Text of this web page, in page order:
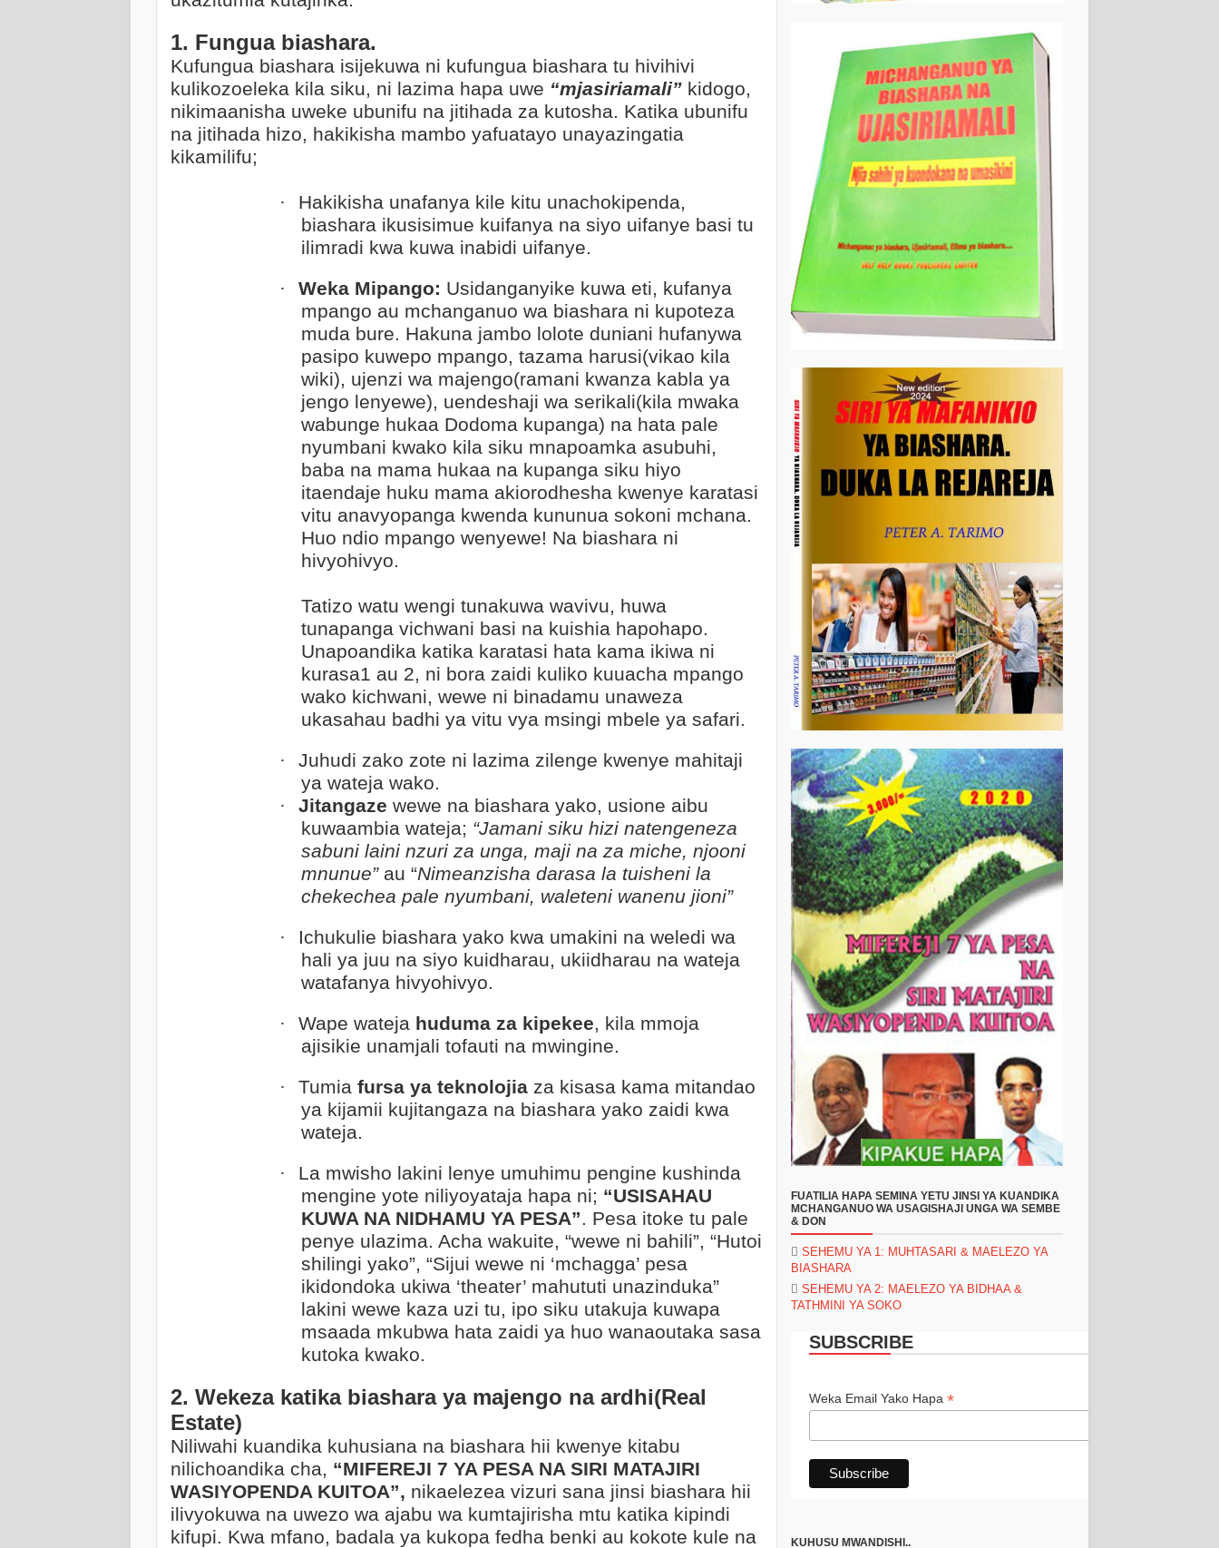
1. Fungua biashara.
Kufungua biashara isijekuwa ni kufungua biashara tu hivihivi
kulikozoeleka kila siku, ni lazima hapa uwe “mjasiriamali” kidogo,
nikimaanisha uweke ubunifu na jitihada za kutosha. Katika ubunifu
na jitihada hizo, hakikisha mambo yafuatayo unayazingatia
kikamilifu;
·
Hakikisha unafanya kile kitu unachokipenda,
biashara ikusisimue kuifanya na siyo uifanye basi tu
ilimradi kwa kuwa inabidi uifanye.
·
Weka Mipango: Usidanganyike kuwa eti, kufanya
mpango au mchanganuo wa biashara ni kupoteza
muda bure. Hakuna jambo lolote duniani hufanywa
pasipo kuwepo mpango, tazama harusi(vikao kila
wiki), ujenzi wa majengo(ramani kwanza kabla ya
jengo lenyewe), uendeshaji wa serikali(kila mwaka
wabunge hukaa Dodoma kupanga) na hata pale
nyumbani kwako kila siku mnapoamka asubuhi,
baba na mama hukaa na kupanga siku hiyo
itaendaje huku mama akiorodhesha kwenye karatasi
vitu anavyopanga kwenda kununua sokoni mchana.
Huo ndio mpango wenyewe! Na biashara ni
hivyohivyo.
Tatizo watu wengi tunakuwa wavivu, huwa
tunapanga vichwani basi na kuishia hapohapo.
Unapoandika katika karatasi hata kama ikiwa ni
kurasa1 au 2, ni bora zaidi kuliko kuuacha mpango
wako kichwani, wewe ni binadamu unaweza
ukasahau badhi ya vitu vya msingi mbele ya safari.
·
Juhudi zako zote ni lazima zilenge kwenye mahitaji
ya wateja wako.
·
Jitangaze wewe na biashara yako, usione aibu
kuwaambia wateja; “Jamani siku hizi natengeneza
sabuni laini nzuri za unga, maji na za miche, njooni
mnunue”au “Nimeanzisha darasa la tuisheni la
chekechea pale nyumbani, waleteni wanenu jioni”
·
Ichukulie biashara yako kwa umakini na weledi wa
hali ya juu na siyo kuidharau, ukiidharau na wateja
watafanya hivyohivyo.
·
Wape wateja huduma za kipekee, kila mmoja
ajisikie unamjali tofauti na mwingine.
·
Tumia fursa ya teknolojia za kisasa kama mitandao
ya kijamii kujitangaza na biashara yako zaidi kwa
wateja.
·
La mwisho lakini lenye umuhimu pengine kushinda
mengine yote niliyoyataja hapa ni; “USISAHAU
KUWA NA NIDHAMU YA PESA”. Pesa itoke tu pale
penye ulazima. Acha wakuite, “wewe ni bahili”, “Hutoi
shilingi yako”, “Sijui wewe ni ‘mchagga’ pesa
ikidondoka ukiwa ‘theater’ mahututi unazinduka”
lakini wewe kaza uzi tu, ipo siku utakuja kuwapa
msaada mkubwa hata zaidi ya huo wanaoutaka sasa
kutoka kwako.
2. Wekeza katika biashara ya majengo na ardhi(Real
Estate)
Niliwahi kuandika kuhusiana na biashara hii kwenye kitabu
nilichoandika cha, “MIFEREJI 7 YA PESA NA SIRI MATAJIRI
WASIYOPENDA KUITOA”, nikaelezea vizuri sana jinsi biashara hii
ilivyokuwa na uwezo wa ajabu wa kumtajirisha mtu katika kipindi
kifupi. Kwa mfano, badala ya kukopa fedha benki au kokote kule na
FUATILIA HAPA SEMINA YETU JINSI YA KUANDIKA
MCHANGANUO WA USAGISHAJI UNGA WA SEMBE
& DON
SEHEMU YA 1: MUHTASARI & MAELEZO YA
BIASHARA
SEHEMU YA 2: MAELEZO YA BIDHAA &
TATHMINI YA SOKO
SUBSCRIBE
Weka Email Yako Hapa *
KUHUSU MWANDISHI..